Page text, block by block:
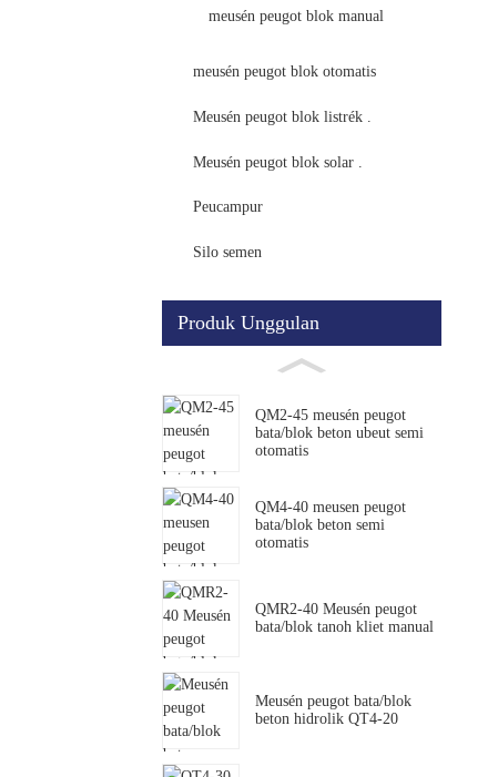
meusén peugot blok manual
meusén peugot blok otomatis
Meusén peugot blok listrék .
Meusén peugot blok solar .
Peucampur
Silo semen
Produk Unggulan
QM2-45 meusén peugot
bata/blok beton ubeut semi
otomatis
QM4-40 meusen peugot
bata/blok beton semi
otomatis
QMR2-40 Meusén peugot
bata/blok tanoh kliet manual
Meusén peugot bata/blok
beton hidrolik QT4-20